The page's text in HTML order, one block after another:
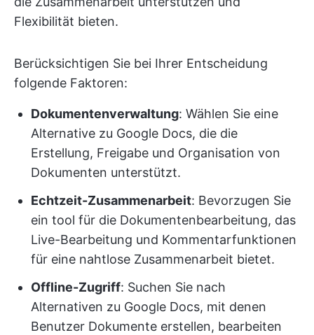
Flexibilität bieten.
Berücksichtigen Sie bei Ihrer Entscheidung
folgende Faktoren:
Dokumentenverwaltung: Wählen Sie eine
Alternative zu Google Docs, die die
Erstellung, Freigabe und Organisation von
Dokumenten unterstützt.
Echtzeit-Zusammenarbeit: Bevorzugen Sie
ein tool für die Dokumentenbearbeitung, das
Live-Bearbeitung und Kommentarfunktionen
für eine nahtlose Zusammenarbeit bietet.
Offline-Zugriff: Suchen Sie nach
Alternativen zu Google Docs, mit denen
Benutzer Dokumente erstellen, bearbeiten